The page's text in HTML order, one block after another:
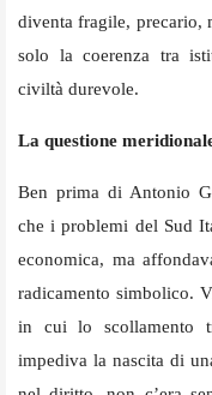
diventa fragile, precario,
solo la coerenza tra
civiltà durevole.
La questione
Ben prima di Antonio
che i problemi del Sud
economica, ma
radicamento simbolico.
in cui lo scollamento
impediva la nascita di